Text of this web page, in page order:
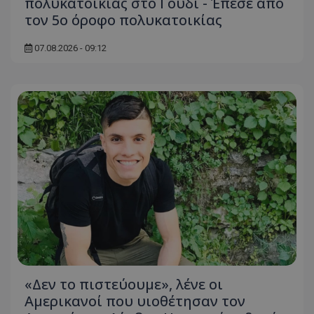
τον 5ο όροφο πολυκατοικίας
07.08.2026 - 09:12
«Δεν το πιστεύουμε», λένε οι
Αμερικανοί που υιοθέτησαν τον